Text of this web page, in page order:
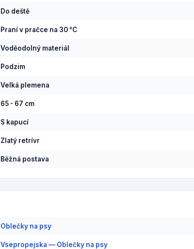
Do deště
Praní v pračce na 30 °C
Voděodolný materiál
Podzim
Velká plemena
65 - 67 cm
S kapucí
Zlatý retrívr
Běžná postava
Oblečky na psy
Vsepropejska — Oblečky na psy